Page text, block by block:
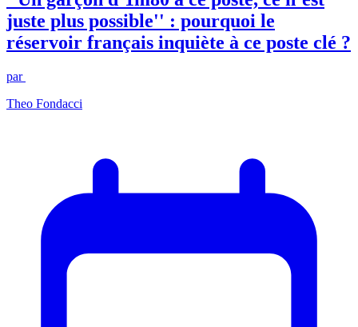
juste plus possible'' : pourquoi le
réservoir français inquiète à ce poste clé ?
par
Theo Fondacci